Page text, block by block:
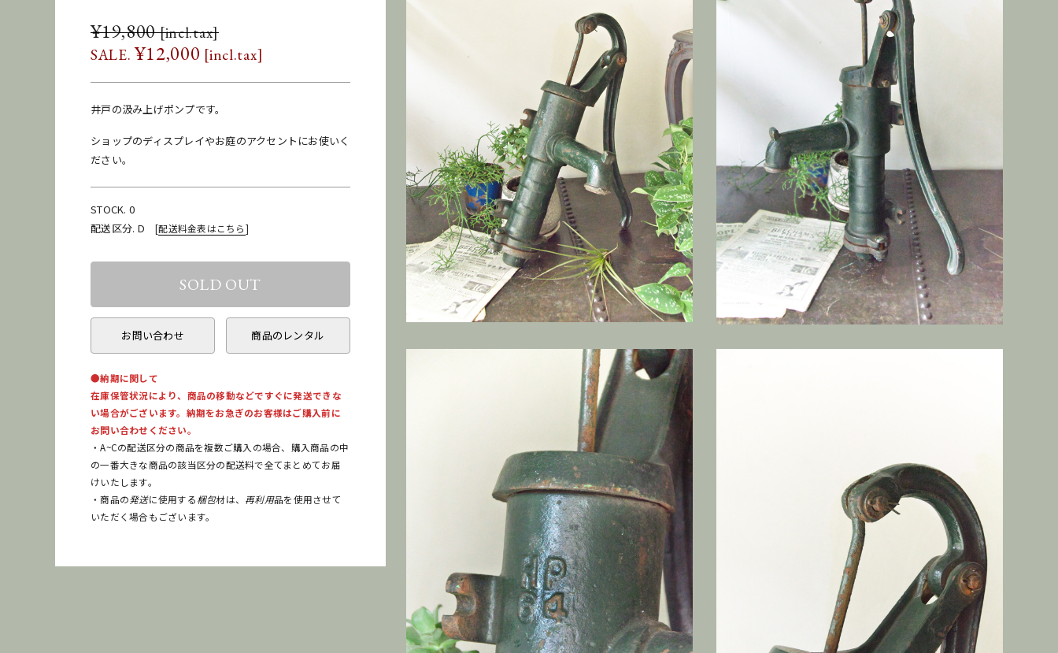
¥19,800
¥12,000
井戸の汲み上げポンプです。
ショップのディスプレイやお庭のアクセントにお使いく
ださい。
STOCK. 0
配送区分. D[配送料金表はこちら]
お問い合わせ 商品のレンタル
●納期に関して
在庫保管状況により、商品の移動などですぐに発送できな
い場合がございます。納期をお急ぎのお客様はご購入前に
お問い合わせください。
・A~Cの配送区分の商品を複数ご購入の場合、購入商品の中
の一番大きな商品の該当区分の配送料で全てまとめてお届
けいたします。
・商品の発送に使用する梱包材は、 再利用品を使用させて
いただく場合もございます。